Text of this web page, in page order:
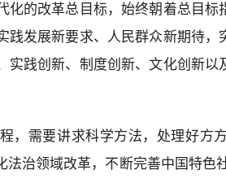
化的改革总目标，始终朝着总目
践发展新要求、人民群众新期待，
实践创新、制度创新、文化创新
，需要讲求科学方法，处理好方
法治领域改革，不断完善中国特色